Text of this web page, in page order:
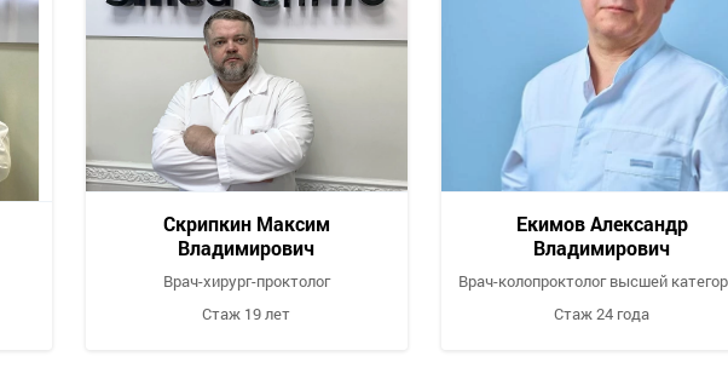
Скрипкин Максим
Владимирович
Врач-хирург-проктолог
Стаж 19 лет
Екимов Александр
Владимирович
Врач-колопроктолог высшей
Стаж 24 года